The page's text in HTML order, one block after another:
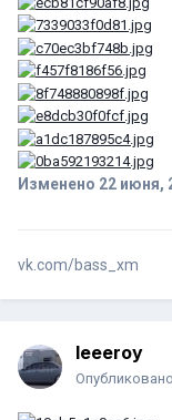
Изменено 22 июня,
vk.com/bass_xm
leeeroy
Опубликовано